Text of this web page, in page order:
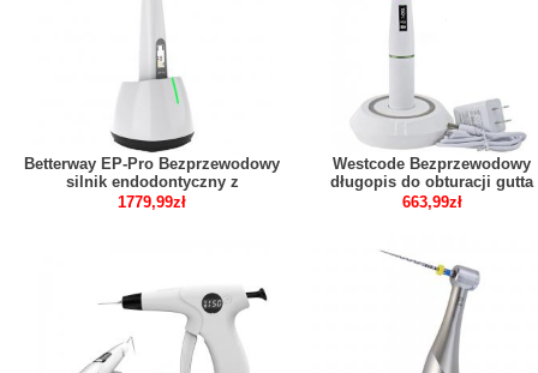
Betterway EP-Pro Bezprzewodowy
silnik endodontyczny z
lokalizatorem wierzchołka
1779,99zł
Westcode Bezprzewodowy
długopis do obturacji gutta
percha podgrzewany
663,99zł